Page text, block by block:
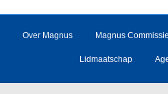
Over Magnus Magnus
Lidmaatschap